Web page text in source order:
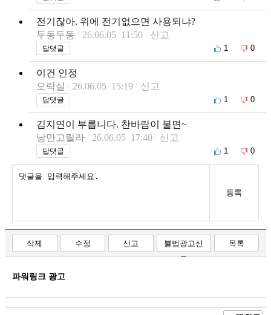
전기잖아. 위에 전기없으면 사용되냐?
두동두동
26.06.05 11:50 신고
답댓글 1 0
이건 인정
오락실
26.06.05 15:19 신고
답댓글 1 0
김지연이 부릅니다. 찬바람이 불면~
낭만고릴라
26.06.05 17:40 신고
답댓글 1 0
등록
삭제 수정 신고
불법광고신
고
목록
파워링크 광고